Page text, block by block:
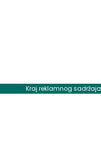
Kraj reklamnog sadržaja